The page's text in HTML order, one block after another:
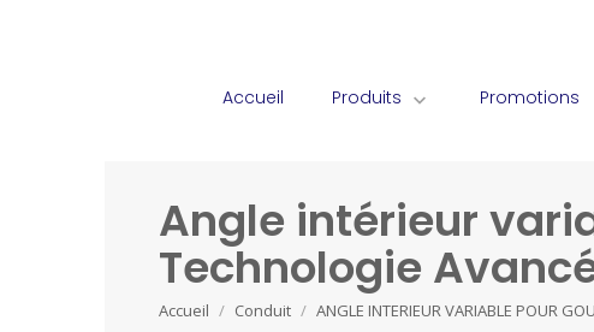
Accueil Produits  Promotions
Angle intérieur
Technologie
Accueil Conduit ANGLE INTERIEUR VARIABLE POUR